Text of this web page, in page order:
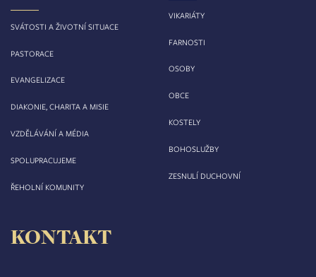
SVÁTOSTI A ŽIVOTNÍ SITUACE
PASTORACE
EVANGELIZACE
DIAKONIE, CHARITA A MISIE
VZDĚLÁVÁNÍ A MÉDIA
SPOLUPRACUJEME
ŘEHOLNÍ KOMUNITY
VIKARIÁTY
FARNOSTI
OSOBY
OBCE
KOSTELY
BOHOSLUŽBY
ZESNULÍ DUCHOVNÍ
KONTAKT